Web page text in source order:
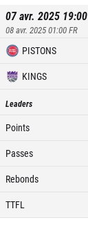
07 avr. 2025 19:00
08 avr. 2025 01:00FR
PISTONS
KINGS
Leaders
Points
Passes
Rebonds
TTFL